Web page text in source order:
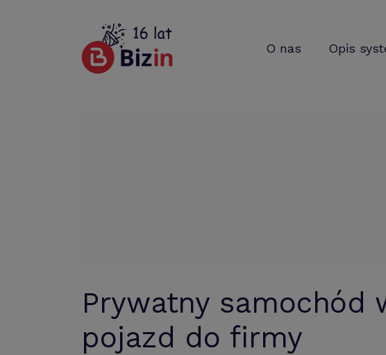
O nas Opis
Prywatny samochód
pojazd do firmy